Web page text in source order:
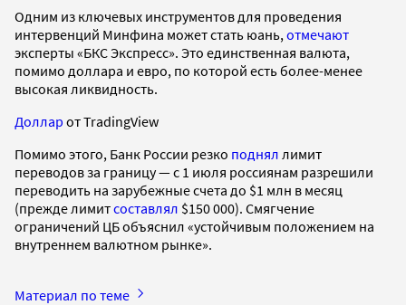
Одним из ключевых инструментов для проведения
интервенций Минфина может стать юань, отмечают
эксперты «БКС Экспресс». Это единственная валюта,
помимо доллара и евро, по которой есть более-менее
высокая ликвидность.
Доллар от TradingView
Помимо этого, Банк России резко поднял лимит
переводов за границу — с 1 июля россиянам разрешили
переводить на зарубежные счета до $1 млн в месяц
(прежде лимитсоставлял $150 000). Смягчение
ограничений ЦБ объяснил «устойчивым положением на
внутреннем валютном рынке».
Материал по теме